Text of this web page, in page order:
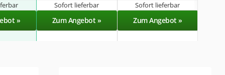
Sofort lieferbar Sofort lieferbar
» Zum Angebot » Zum Angebot »